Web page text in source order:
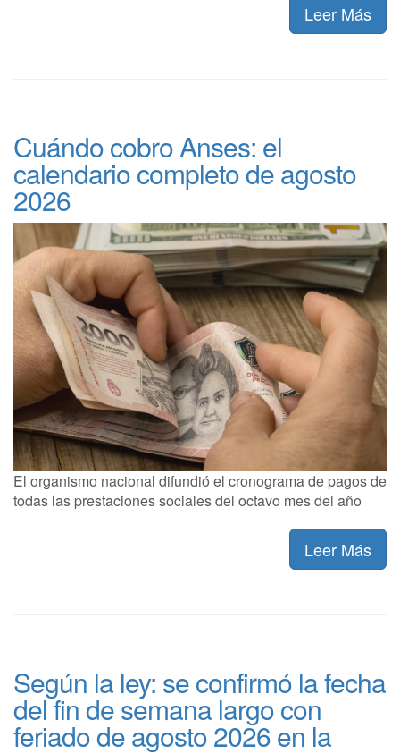
Leer Más
Cuándo cobro Anses: el
calendario completo de agosto
2026
El organismo nacional difundió el cronograma de pagos de
todas las prestaciones sociales del octavo mes del año
Leer Más
Según la ley: se confirmó la fecha
del fin de semana largo con
feriado de agosto 2026 en la